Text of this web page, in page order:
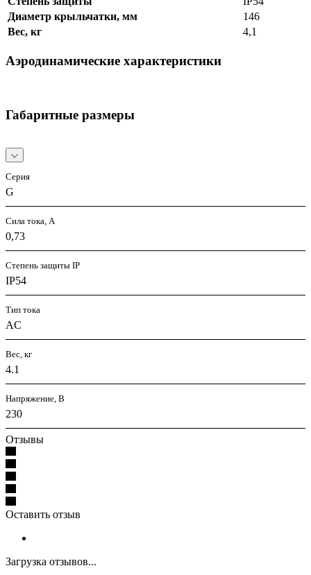
Диаметр крыльчатки, мм
146
Вес, кг
4,1
Аэродинамические характеристики
Габаритные размеры
Серия
G
Сила тока, А
0,73
Степень защиты IP
IP54
Тип тока
AC
Вес, кг
4.1
Напряжение, В
230
Отзывы
Оставить отзыв
Загрузка отзывов...